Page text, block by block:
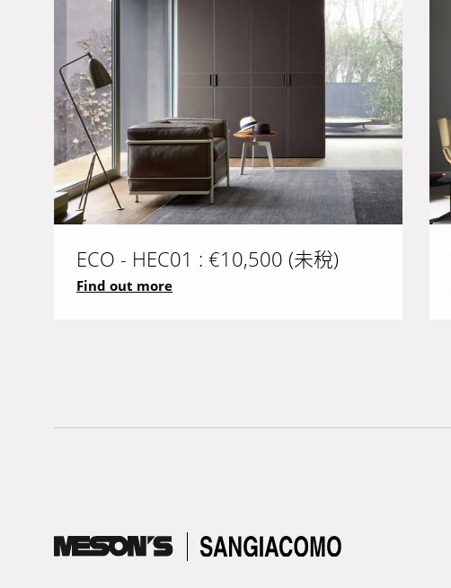
ECO - HEC01 : €10,500 (未稅)
Find out more